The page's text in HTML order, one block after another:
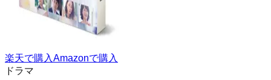
楽天で購入Amazonで購入
ドラマ